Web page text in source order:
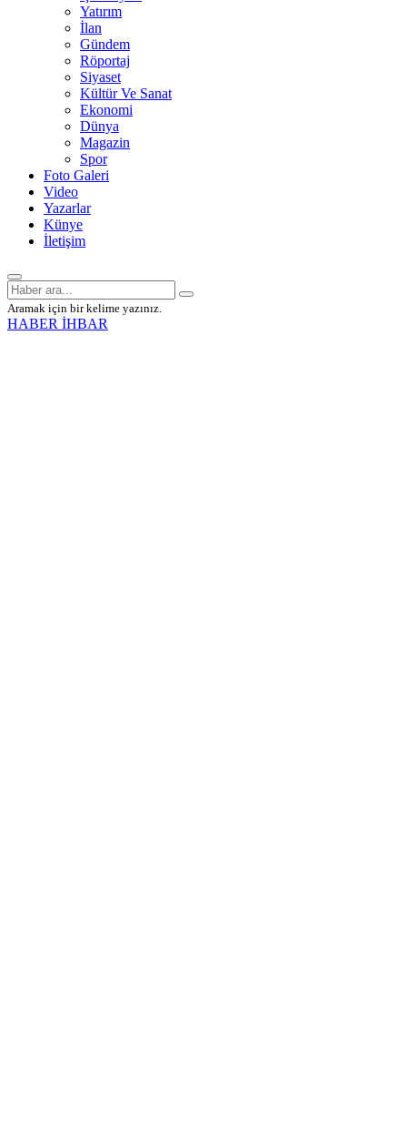
Yatırım
İlan
Gündem
Röportaj
Siyaset
Kültür Ve Sanat
Ekonomi
Dünya
Magazin
Spor
Foto Galeri
Video
Yazarlar
Künye
İletişim
Aramak için bir kelime yazınız.
HABER İHBAR